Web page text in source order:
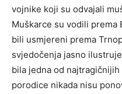
vojnike koji su odvajali
Muškarce su vodili prema
bili usmjereni prema
svjedočenja jasno
bila jedna od
porodice nikada nisu